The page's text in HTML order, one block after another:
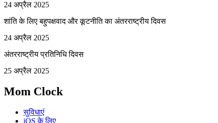
24 अप्रैल 2025
शांति के लिए बहुपक्षवाद और कूटनीति का अंतरराष्ट्रीय दिवस
24 अप्रैल 2025
अंतरराष्ट्रीय प्रतिनिधि दिवस
25 अप्रैल 2025
Mom Clock
सुविधाएं
iOS के लिए